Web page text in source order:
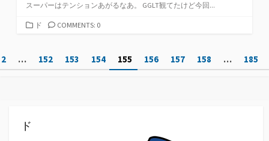
スーパーはテンションあがるなあ。 GGLT観てたけど今回...
カ
ー
ド COMMENTS: 0
投
ペ
2 … 152 153 154 155 156 157 158 … 185
ド